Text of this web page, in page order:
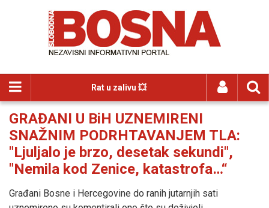
Rat u zalivu 💥
GRAĐANI U BiH UZNEMIRENI
SNAŽNIM PODRHTAVANJEM TLA:
"Ljuljalo je brzo, desetak sekundi",
"Nemila kod Zenice, katastrofa…“
Građani Bosne i Hercegovine do ranih jutarnjih sati